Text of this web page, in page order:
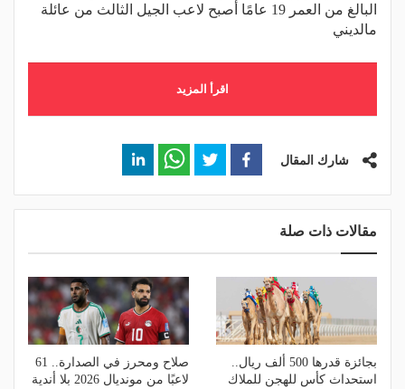
البالغ من العمر 19 عامًا أصبح لاعب الجيل الثالث من عائلة
مالديني
اقرأ المزيد
شارك المقال
مقالات ذات صلة
بجائزة قدرها 500 ألف ريال..
استحداث كأس للهجن للملاك
صلاح ومحرز في الصدارة.. 61
لاعبًا من مونديال 2026 بلا أندية